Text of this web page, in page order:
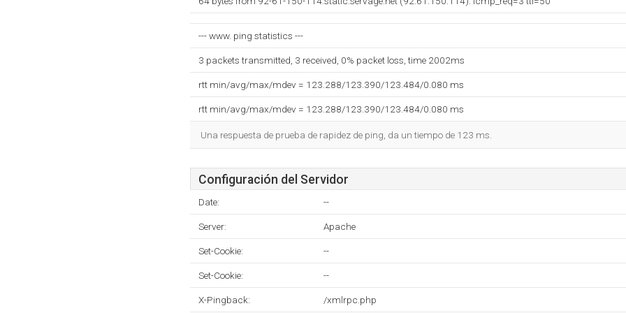
--- www. ping statistics ---
3 packets transmitted, 3 received, 0% packet loss, time 2002ms
rtt min/avg/max/mdev = 123.288/123.390/123.484/0.080 ms
rtt min/avg/max/mdev = 123.288/123.390/123.484/0.080 ms
Una respuesta de prueba de rapidez de ping, da un tiempo de 123 ms.
Configuración del Servidor
Date: --
Server: Apache
Set-Cookie: --
Set-Cookie: --
X-Pingback: /xmlrpc.php